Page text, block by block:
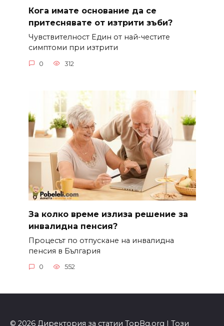
Кога имате основание да се
притеснявате от изтрити зъби?
Чувствителност Един от най-честите
симптоми при изтрити
0 312
За колко време излиза решение за
инвалидна пенсия?
Процесът по отпускане на инвалидна
пенсия в България
0 552
© 2026 Директория за статии TopBg.org | Този